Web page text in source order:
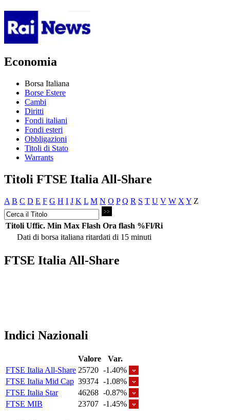
Economia
Borsa Italiana
Borse Estere
Cambi
Diritti
Fondi italiani
Fondi esteri
Obbligazioni
Titoli di Stato
Warrants
Titoli FTSE Italia All-Share
A B C D E F G H I J K L M N O P Q R S T U V W X Y Z
Titoli Uffic. Min Max Flash Ora flash %Fl/Ri
Dati di borsa italiana ritardati di 15 minuti
FTSE Italia All-Share
Indici Nazionali
Valore
Var.
FTSE Italia All-Share 25720 -1.40%
FTSE Italia Mid Cap 39374 -1.08%
FTSE Italia Star
46268 -0.87%
FTSE MIB
23707 -1.45%